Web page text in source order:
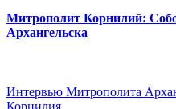
Митрополит Корнилий:
Архангельска
Интервью Митрополита
Корнилия